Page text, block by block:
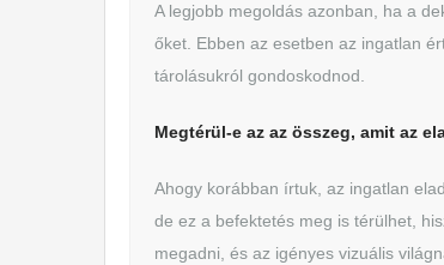
A legjobb megoldás azonban, ha a
őket. Ebben az esetben az ingatlan
tárolásukról gondoskodnod.
Megtérül-e az az összeg, amit az
Ahogy korábban írtuk, az ingatlan
de ez a befektetés meg is térülhet,
megadni, és az igényes vizuális